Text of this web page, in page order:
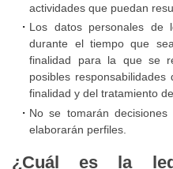
abuso
sexual
mujeres
la
actividades que puedan
Los datos personales de
durante el tiempo que
finalidad para la que se
posibles
finalidad y del tratamiento
No se tomarán decisiones
elaborarán perfiles.
¿Cuál es la